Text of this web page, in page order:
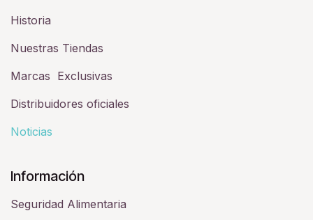
Historia​
Nuestras Tiendas
Marcas Exclusivas
Distribuidores oficiales
Noticias
Información
Seguridad Alimentaria